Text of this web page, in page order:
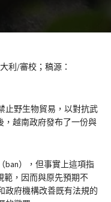
利/審校；稿源：
止野生物貿易，以對抗武
，越南政府發布了一份與
ban），但事實上這項指
範，因而與原先預期不
政府機構改善既有法規的